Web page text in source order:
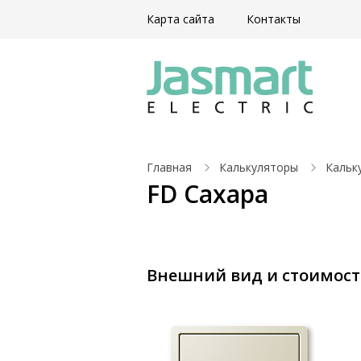
Карта сайта Контакты
Главная Калькуляторы
FD Сахара
Внешний вид и